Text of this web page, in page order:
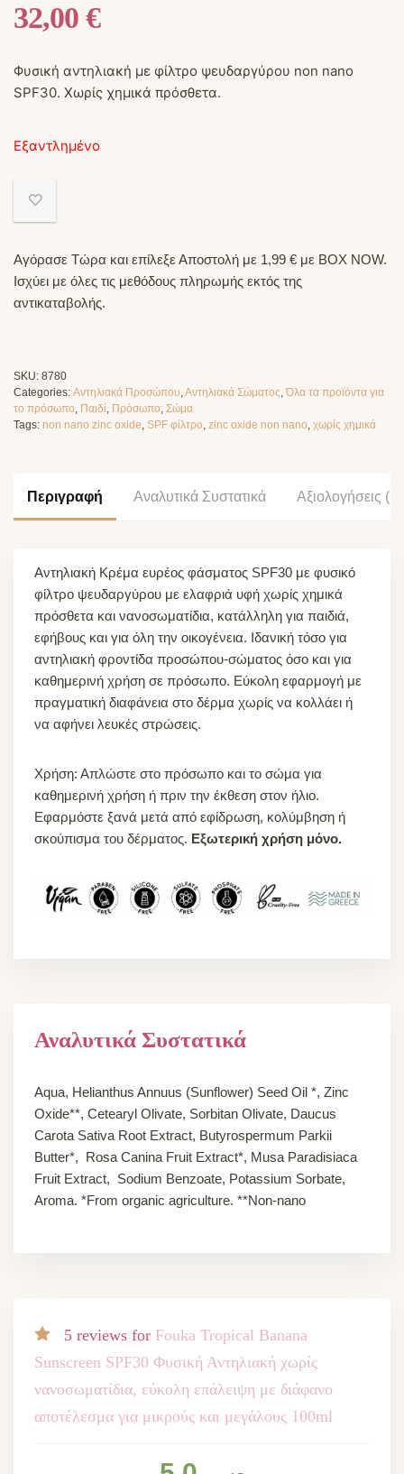
32,00 €
Φυσική αντηλιακή με φίλτρο ψευδαργύρου non nano
SPF30. Χωρίς χημικά πρόσθετα.
Εξαντλημένο
Αγόρασε Τώρα και επίλεξε Αποστολή με 1,99 € με BOX NOW.
Ισχύει με όλες τις μεθόδους πληρωμής εκτός της
αντικαταβολής.
SKU: 8780
Categories: Αντηλιακά Προσώπου,Αντηλιακά Σώματος,Όλα τα προϊόντα για
το πρόσωπο, Παιδί, Πρόσωπο, Σώμα
Tags: non nano zinc oxide, SPF φίλτρο, zinc oxide non nano, χωρίς χημικά
Περιγραφή Αναλυτικά Συστατικά Αξιολογήσεις (5)
Αντηλιακή Κρέμα ευρέος φάσματος SPF30 με φυσικό
φίλτρο ψευδαργύρου με ελαφριά υφή χωρίς χημικά
πρόσθετα και νανοσωματίδια, κατάλληλη για παιδιά,
εφήβους και για όλη την οικογένεια. Ιδανική τόσο για
αντηλιακή φροντίδα προσώπου-σώματος όσο και για
καθημερινή χρήση σε πρόσωπο. Εύκολη εφαρμογή με
πραγματική διαφάνεια στο δέρμα χωρίς να κολλάει ή
να αφήνει λευκές στρώσεις.
Xρήση: Απλώστε στο πρόσωπο και το σώμα για
καθημερινή χρήση ή πριν την έκθεση στον ήλιο.
Εφαρμόστε ξανά μετά από εφίδρωση, κολύμβηση ή
σκούπισμα του δέρματος. Εξωτερική χρήση μόνο.
Αναλυτικά Συστατικά
Aqua, Helianthus Annuus (Sunflower) Seed Oil *, Zinc
Oxide**, Cetearyl Olivate, Sorbitan Olivate, Daucus
Carota Sativa Root Extract, Butyrospermum Parkii
Butter*, Rosa Canina Fruit Extract*, Musa Paradisiaca
Fruit Extract, Sodium Benzoate, Potassium Sorbate,
Aroma. *From organic agriculture. **Non-nano
5 reviews for Fouka Tropical Banana
Sunscreen SPF30 Φυσική Αντηλιακή χωρίς
νανοσωματίδια, εύκολη επάλειψη με διάφανο
αποτέλεσμα για μικρούς και μεγάλους 100ml